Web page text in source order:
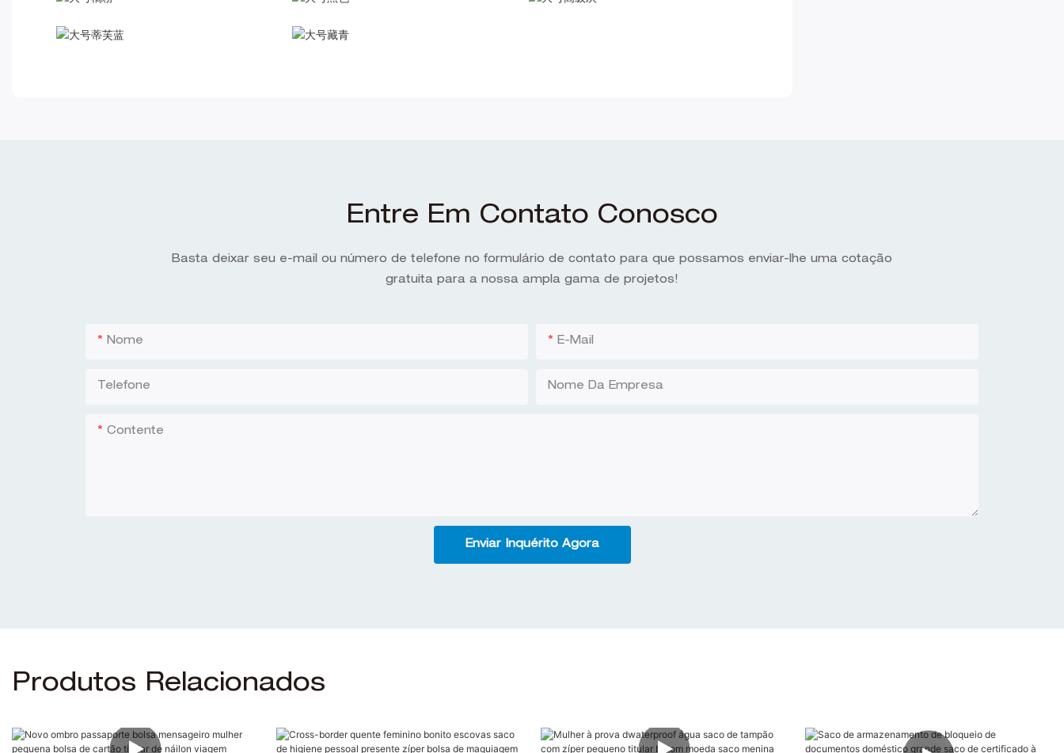
Entre Em Contato Conosco
Basta deixar seu e-mail ou número de telefone no formulário de contato para que possamos enviar-lhe uma cotação
gratuita para a nossa ampla gama de projetos!
Nome E-Mail
Telefone Nome Da Empresa
Contente
Enviar Inquérito Agora
Produtos Relacionados